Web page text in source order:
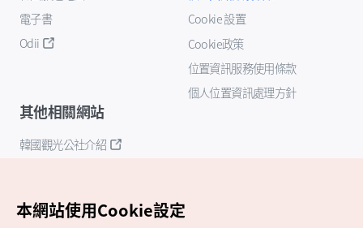
電子書
Odii
Cookie 設置
Cookie政策
位置資訊服務使用條款
個人位置資訊處理方針
其他相關網站
韓國觀光公社介紹
本網站使用Cookie設定